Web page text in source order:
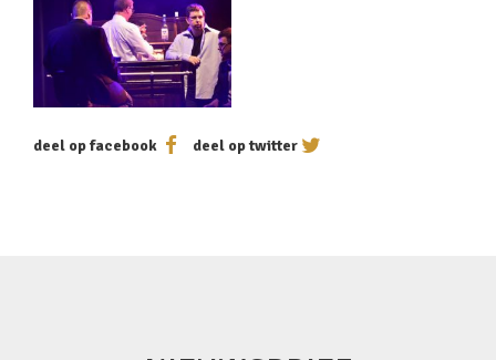
deel op facebook deel op twitter